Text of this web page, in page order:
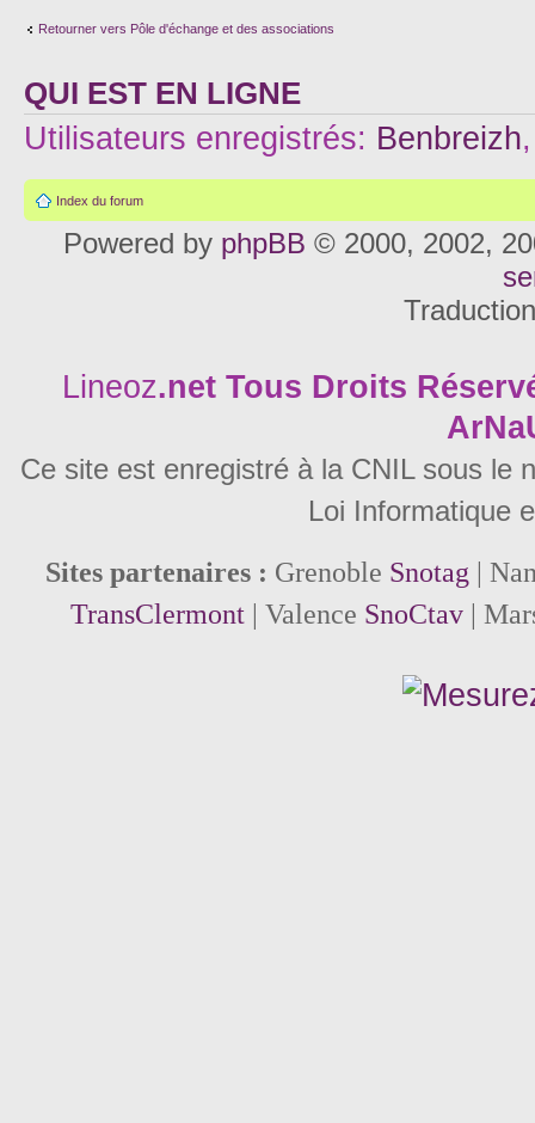
Retourner vers Pôle d'échange et des associations
QUI EST EN LIGNE
Utilisateurs enregistrés: Benbreizh
Index du forum
Powered by phpBB © 2000, 2002,
Lineoz.net Tous Droits
Ce site est enregistré à la CNIL sous le
Loi Informatique
Sites partenaires : Grenoble Snotag |
TransClermont| Valence SnoCtav|